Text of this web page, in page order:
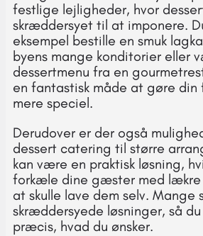
festlige lejligheder, hvor
skræddersyet til at imponere.
eksempel bestille en smuk
byens mange konditorier eller
dessertmenu fra en
en fantastisk måde at gøre din
mere speciel.
Derudover er der også
dessert catering til større
kan være en praktisk løsning,
forkæle dine gæster med lækre
at skulle lave dem selv. Mange
skræddersyede løsninger, så
præcis, hvad du ønsker.